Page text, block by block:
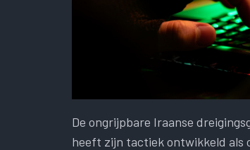
De ongrijpbare Iraanse
heeft zijn tactiek ontwikkeld als